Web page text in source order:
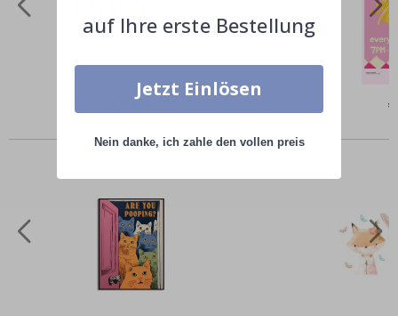
Special
Price
€9,00
Andere kauften auch
auf Ihre erste Bestellung
Jetzt Einlösen
Nein danke, ich zahle den vollen preis